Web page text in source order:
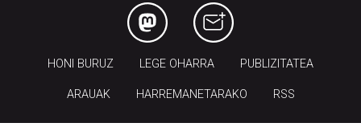
HONI BURUZ LEGE OHARRA PUBLIZITATEA
ARAUAK HARREMANETARAKO RSS